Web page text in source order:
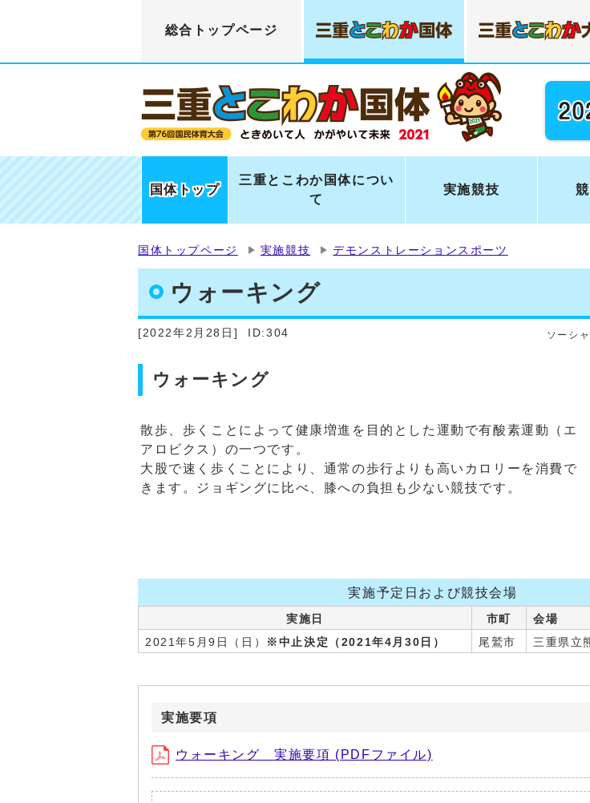
総合トップページ
国体トップ
三重とこわか国体につい
て
実施競技
国体トップページ 実施競技 デモンストレーションスポーツ
ウォーキング
[2022年2月28日] ID:304 ソーシ
ウォーキング
散歩、歩くことによって健康増進を目的とした運動で有酸素運動（エ
アロビクス）の一つです。
大股で速く歩くことにより、通常の歩行よりも高いカロリーを消費で
きます。ジョギングに比べ、膝への負担も少ない競技です。
実施予定日および競技会場
実施日 市町
会場
2021年5月9日（日）
※中止決定（2021年4月30日） 尾鷲市 三重県立
実施要項
ウォーキング 実施要項 (PDFファイル)